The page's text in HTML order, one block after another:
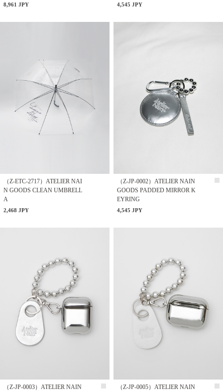
8,961 JPY 4,545 JPY
（Z-ETC-2717）ATELIER NAI
N GOODS CLEAN UMBRELL
A
2,468 JPY
（Z-JP-0002）ATELIER NAIN
GOODS PADDED MIRROR K
EYRING
4,545 JPY
（Z-JP-0003）ATELIER NAIN
（Z-JP-0005）ATELIER NAIN